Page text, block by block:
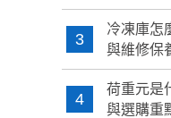
3
冷凍庫怎
與維修保
4
荷重元是
與選購重